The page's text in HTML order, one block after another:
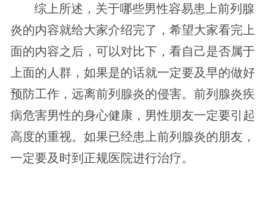
综上所述，关于哪些男性容易患上前列腺
炎的内容就给大家介绍完了，希望大家看完上
面的内容之后，可以对比下，看自己是否属于
上面的人群，如果是的话就一定要及早的做好
预防工作，远离前列腺炎的侵害。前列腺炎疾
病危害男性的身心健康，男性朋友一定要引起
高度的重视。如果已经患上前列腺炎的朋友，
一定要及时到正规医院进行治疗。